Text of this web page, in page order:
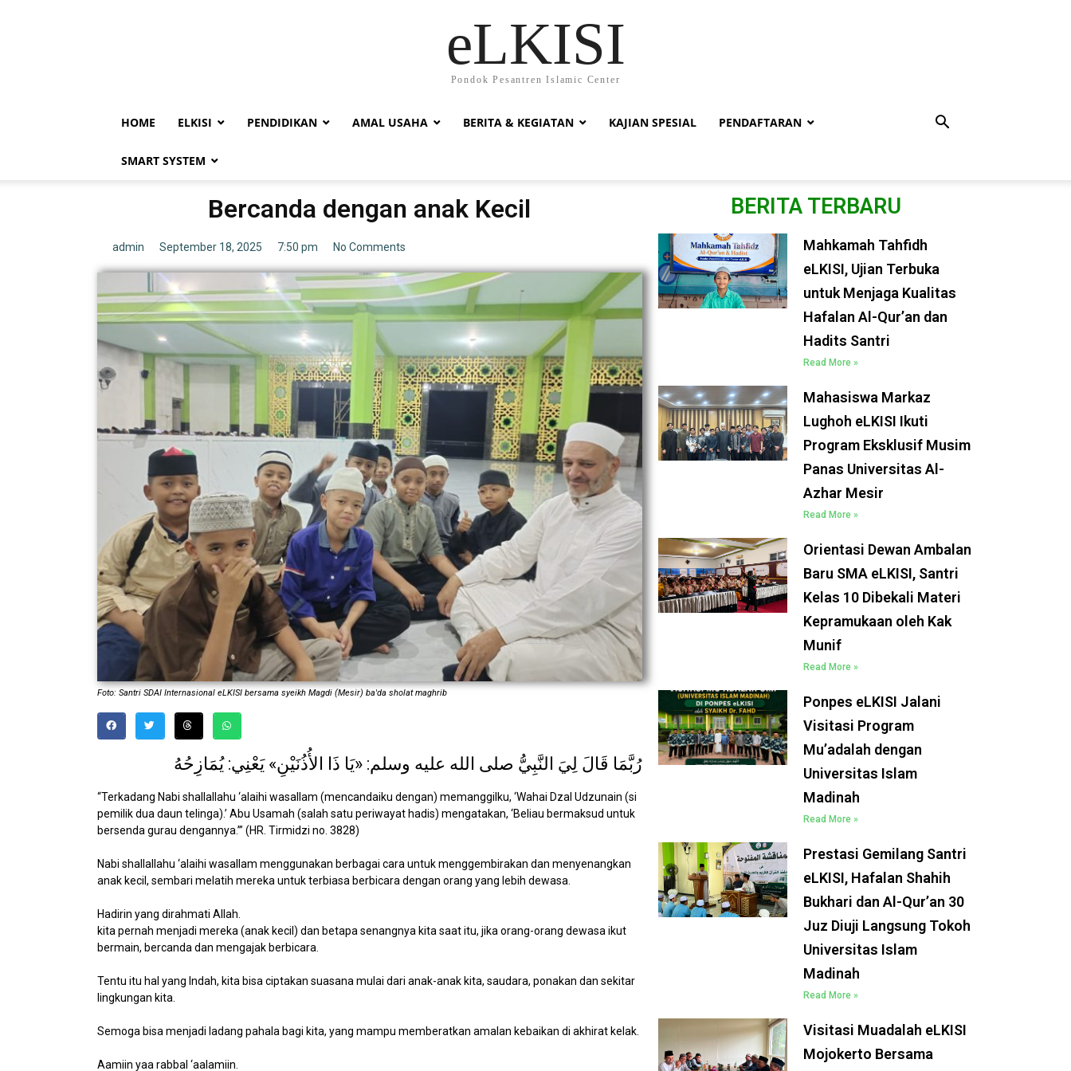
eLKISI
Pondok Pesantren Islamic Center
HOME ELKISI PENDIDIKAN AMAL USAHA BERITA & KEGIATAN KAJIAN SPESIAL PENDAFTARAN
SMART SYSTEM
Bercanda dengan anak Kecil
admin September 18, 2025 7:50 pm No Comments
Foto: Santri SDAI Internasional eLKISI bersama syeikh Magdi (Mesir) ba'da sholat maghrib
رُبَّمَا قَالَ لِيَ النَّبِيُّ صلى الله عليه وسلم: «يَا ذَا الأُذُنَيْنِ» يَعْنِي: يُمَازِحُهُ
“Terkadang Nabi shallallahu ‘alaihi wasallam (mencandaiku dengan) memanggilku, ‘Wahai Dzal Udzunain (si
pemilik dua daun telinga).’ Abu Usamah (salah satu periwayat hadis) mengatakan, ‘Beliau bermaksud untuk
bersenda gurau dengannya.’” (HR. Tirmidzi no. 3828)
Nabi shallallahu ‘alaihi wasallam menggunakan berbagai cara untuk menggembirakan dan menyenangkan
anak kecil, sembari melatih mereka untuk terbiasa berbicara dengan orang yang lebih dewasa.
Hadirin yang dirahmati Allah.
kita pernah menjadi mereka (anak kecil) dan betapa senangnya kita saat itu, jika orang-orang dewasa ikut
bermain, bercanda dan mengajak berbicara.
Tentu itu hal yang Indah, kita bisa ciptakan suasana mulai dari anak-anak kita, saudara, ponakan dan sekitar
lingkungan kita.
Semoga bisa menjadi ladang pahala bagi kita, yang mampu memberatkan amalan kebaikan di akhirat kelak.
Aamiin yaa rabbal ‘aalamiin.
BERITA TERBARU
Mahkamah Tahfidh
eLKISI, Ujian Terbuka
untuk Menjaga Kualitas
Hafalan Al-Qur’an dan
Hadits Santri
Read More »
Mahasiswa Markaz
Lughoh eLKISI Ikuti
Program Eksklusif Musim
Panas Universitas Al-
Azhar Mesir
Read More »
Orientasi Dewan Ambalan
Baru SMA eLKISI, Santri
Kelas 10 Dibekali Materi
Kepramukaan oleh Kak
Munif
Read More »
Ponpes eLKISI Jalani
Visitasi Program
Mu’adalah dengan
Universitas Islam
Madinah
Read More »
Prestasi Gemilang Santri
eLKISI, Hafalan Shahih
Bukhari dan Al-Qur’an 30
Juz Diuji Langsung Tokoh
Universitas Islam
Madinah
Read More »
Visitasi Muadalah eLKISI
Mojokerto Bersama